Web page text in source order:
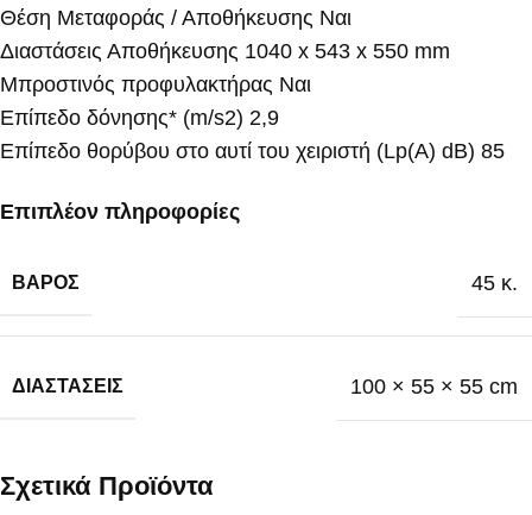
Θέση Μεταφοράς / Αποθήκευσης Ναι
Διαστάσεις Αποθήκευσης 1040 x 543 x 550 mm
Μπροστινός προφυλακτήρας Ναι
Επίπεδο δόνησης* (m/s2) 2,9
Επίπεδο θορύβου στο αυτί του χειριστή (Lp(A) dB) 85
Επιπλέον πληροφορίες
ΒΆΡΟΣ 45 κ.
ΔΙΑΣΤΆΣΕΙΣ 100 × 55 × 55 cm
Σχετικά Προϊόντα